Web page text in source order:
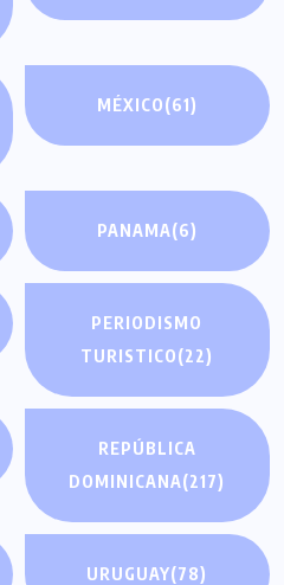
MÉXICO(61)
PANAMA(6)
PERIODISMO
TURISTICO(22)
REPÚBLICA
DOMINICANA(217)
URUGUAY(78)